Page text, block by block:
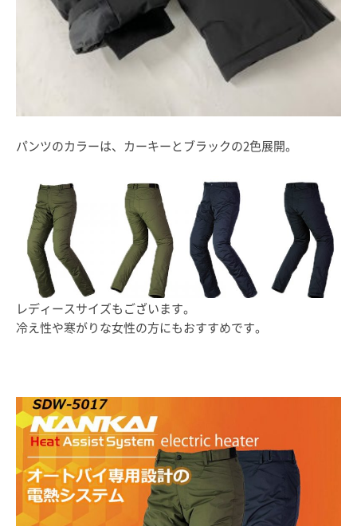
パンツのカラーは、カーキーとブラックの2色展開。
レディースサイズもございます。
冷え性や寒がりな女性の方にもおすすめです。